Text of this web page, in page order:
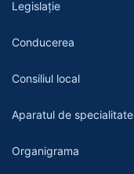
Legislație
Conducerea
Consiliul local
Aparatul de specialitate
Organigrama